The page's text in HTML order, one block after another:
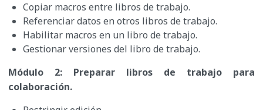
Copiar macros entre libros de trabajo.
Referenciar datos en otros libros de trabajo.
Habilitar macros en un libro de trabajo.
Gestionar versiones del libro de trabajo.
Módulo 2: Preparar libros de trabajo para
colaboración.